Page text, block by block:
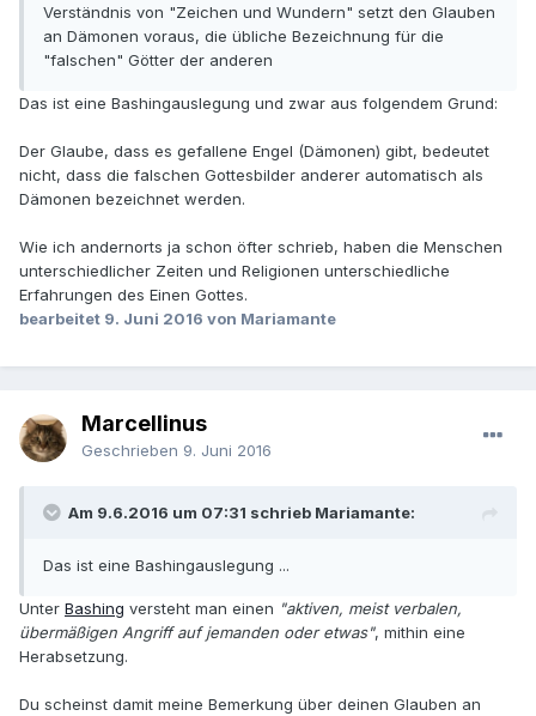
Verständnis von "Zeichen und Wundern" setzt den Glauben
an Dämonen voraus, die übliche Bezeichnung für die
"falschen" Götter der anderen
Das ist eine Bashingauslegung und zwar aus folgendem Grund:
Der Glaube, dass es gefallene Engel (Dämonen) gibt, bedeutet
nicht, dass die falschen Gottesbilder anderer automatisch als
Dämonen bezeichnet werden.
Wie ich andernorts ja schon öfter schrieb, haben die Menschen
unterschiedlicher Zeiten und Religionen unterschiedliche
Erfahrungen des Einen Gottes.
bearbeitet 9. Juni 2016 von Mariamante
Marcellinus
Geschrieben 9. Juni 2016
Am 9.6.2016 um 07:31 schrieb Mariamante:
Das ist eine Bashingauslegung ...
Unter Bashing versteht man einen "aktiven, meist verbalen,
übermäßigen Angriff auf jemanden oder etwas", mithin eine
Herabsetzung.
Du scheinst damit meine Bemerkung über deinen Glauben an